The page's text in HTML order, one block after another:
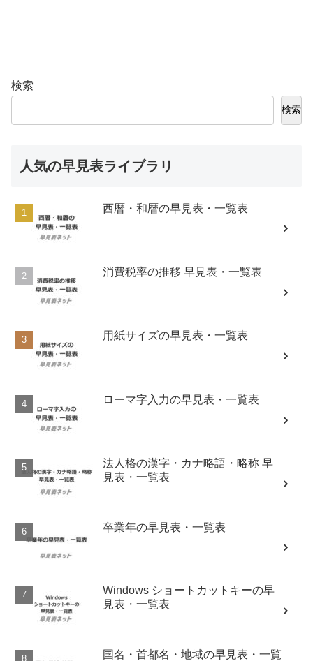
検索
検索
人気の早見表ライブラリ
西暦・和暦の早見表・一覧表
消費税率の推移 早見表・一覧表
用紙サイズの早見表・一覧表
ローマ字入力の早見表・一覧表
法人格の漢字・カナ略語・略称 早
見表・一覧表
卒業年の早見表・一覧表
Windows ショートカットキーの早
見表・一覧表
国名・首都名・地域の早見表・一覧